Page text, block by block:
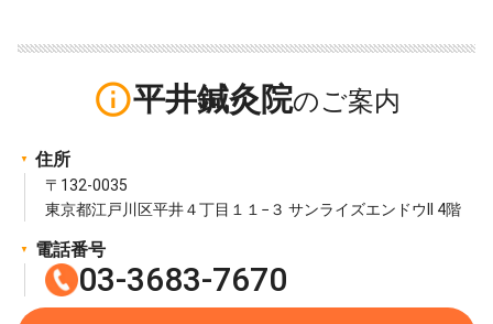
info_outline平井鍼灸院
住所
〒132-0035
東京都江戸川区平井４丁目１１−３ サンライズエンドウII 4階
電話番号
03-3683-7670